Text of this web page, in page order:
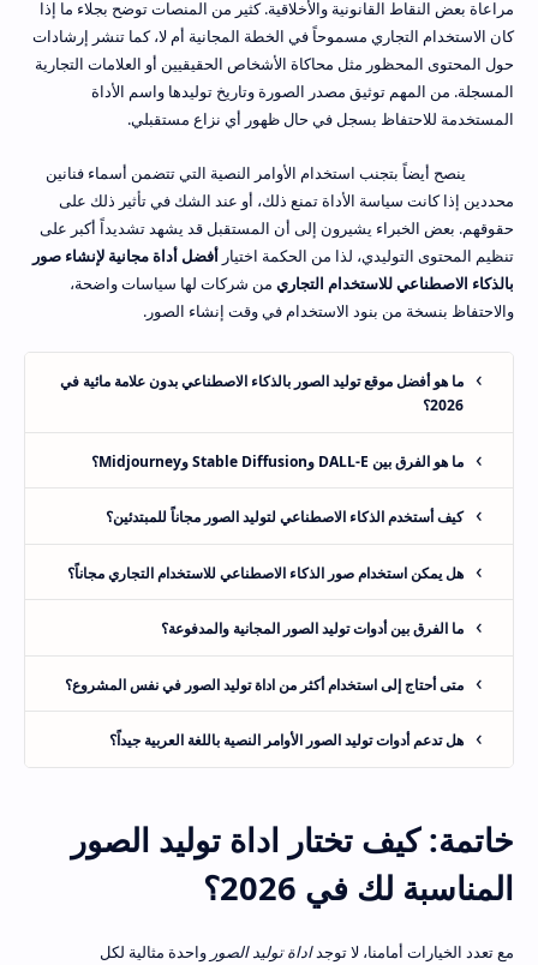
مراعاة بعض النقاط القانونية والأخلاقية. كثير من المنصات توضح بجلاء ما إذا
كان الاستخدام التجاري مسموحاً في الخطة المجانية أم لا، كما تنشر إرشادات
حول المحتوى المحظور مثل محاكاة الأشخاص الحقيقيين أو العلامات التجارية
المسجلة. من المهم توثيق مصدر الصورة وتاريخ توليدها واسم الأداة
المستخدمة للاحتفاظ بسجل في حال ظهور أي نزاع مستقبلي.
ينصح أيضاً بتجنب استخدام الأوامر النصية التي تتضمن أسماء فنانين
محددين إذا كانت سياسة الأداة تمنع ذلك، أو عند الشك في تأثير ذلك على
حقوقهم. بعض الخبراء يشيرون إلى أن المستقبل قد يشهد تشديداً أكبر على
تنظيم المحتوى التوليدي، لذا من الحكمة اختيار أفضل أداة مجانية لإنشاء صور
بالذكاء الاصطناعي للاستخدام التجاري من شركات لها سياسات واضحة،
والاحتفاظ بنسخة من بنود الاستخدام في وقت إنشاء الصور.
ما هو أفضل موقع توليد الصور بالذكاء الاصطناعي بدون علامة مائية في
2026؟
ما هو الفرق بين DALL-E وStable Diffusion وMidjourney؟
كيف أستخدم الذكاء الاصطناعي لتوليد الصور مجاناً للمبتدئين؟
هل يمكن استخدام صور الذكاء الاصطناعي للاستخدام التجاري مجاناً؟
ما الفرق بين أدوات توليد الصور المجانية والمدفوعة؟
متى أحتاج إلى استخدام أكثر من اداة توليد الصور في نفس المشروع؟
هل تدعم أدوات توليد الصور الأوامر النصية باللغة العربية جيداً؟
خاتمة: كيف تختار اداة توليد الصور
المناسبة لك في 2026؟
مع تعدد الخيارات أمامنا، لا توجداداة توليد الصور واحدة مثالية لكل